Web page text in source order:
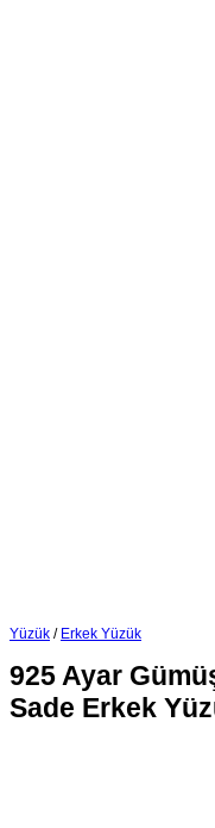
Yüzük / Erkek Yüzük
925 Ayar
Sade Erkek